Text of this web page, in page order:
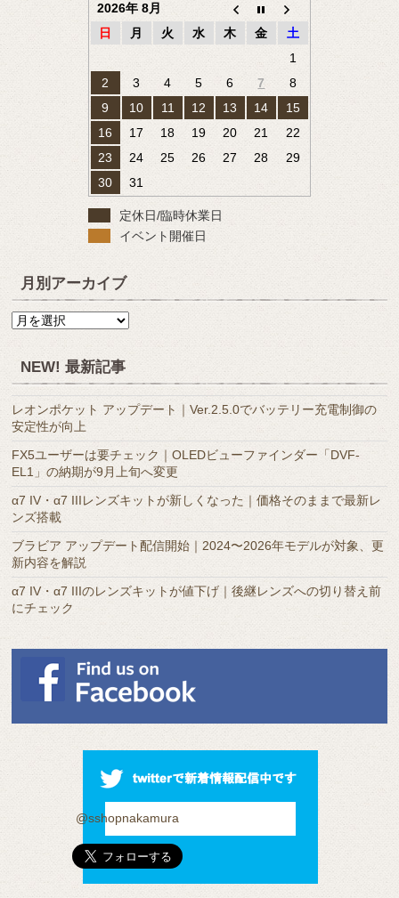
2026年 8月
日
月 火 水 木 金
土
1
2
3 4 5 6 7
8
9
10 11 12 13 14
15
16
17 18 19 20 21
22
23
24 25 26 27 28
29
30
31
定休日/臨時休業日
イベント開催日
月別アーカイブ
月
ー
カ
イ
ブ
NEW! 最新記事
レオンポケット アップデート｜Ver.2.5.0でバッテリー充電制御の
安定性が向上
FX5ユーザーは要チェック｜OLEDビューファインダー「DVF-
EL1」の納期が9月上旬へ変更
α7 IV・α7 IIIレンズキットが新しくなった｜価格そのままで最新レ
ンズ搭載
ブラビア アップデート配信開始｜2024〜2026年モデルが対象、更
新内容を解説
α7 IV・α7 IIIのレンズキットが値下げ｜後継レンズへの切り替え前
にチェック
@sshopnakamura